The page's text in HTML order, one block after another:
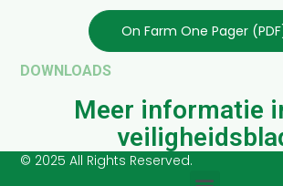
DOWNLOADS
Meer informatie
On Farm One Pager
© 2025 All Rights Reserved.